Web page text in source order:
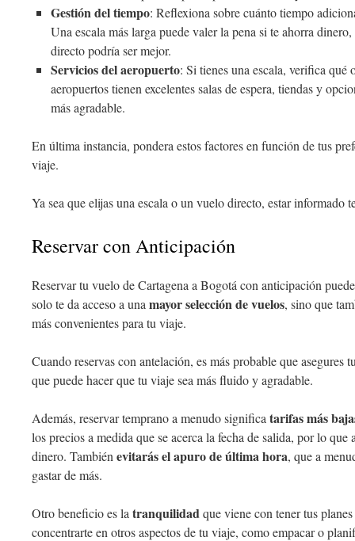
Gestión del tiempo: Reflexiona sobre cuánto tiempo
Una escala más larga puede valer la pena si te ahorra
directo podría ser mejor.
Servicios del aeropuerto: Si tienes una escala, verifica
aeropuertos tienen excelentes salas de espera, tiendas y
más agradable.
En última instancia, pondera estos factores en función de tus
viaje.
Ya sea que elijas una escala o un vuelo directo, estar informado
Reservar con Anticipación
Reservar tu vuelo de Cartagena a Bogotá con anticipación
solo te da acceso a una mayor selección de vuelos, sino que
más convenientes para tu viaje.
Cuando reservas con antelación, es más probable que asegures
que puede hacer que tu viaje sea más fluido y agradable.
Además, reservar temprano a menudo significa tarifas más
los precios a medida que se acerca la fecha de salida, por lo que
dinero. También evitarás el apuro de última hora, que a
gastar de más.
Otro beneficio es la tranquilidadque viene con tener tus
concentrarte en otros aspectos de tu viaje, como empacar o